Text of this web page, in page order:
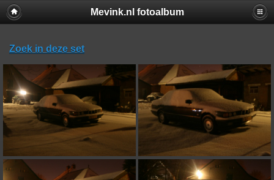
Mevink.nl fotoalbum
Zoek in deze set